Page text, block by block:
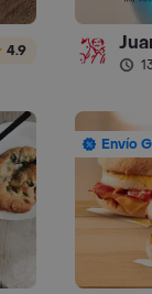
4.9
Envío